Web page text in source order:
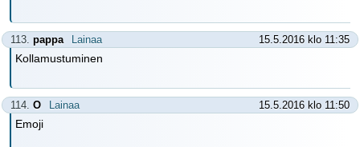
113. pappa Lainaa 15.5.2016 klo 11:35
Kollamustuminen
114. O Lainaa 15.5.2016 klo 11:50
Emoji